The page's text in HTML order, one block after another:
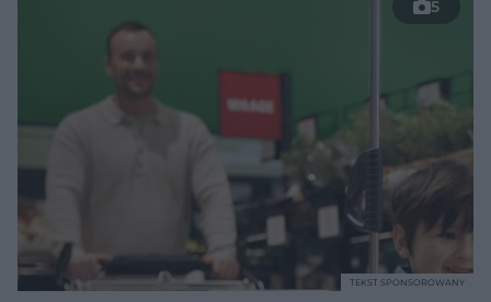
5
TEKST SPONSOROWANY